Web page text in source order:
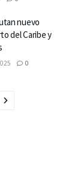
nuevo
del Caribe y
0